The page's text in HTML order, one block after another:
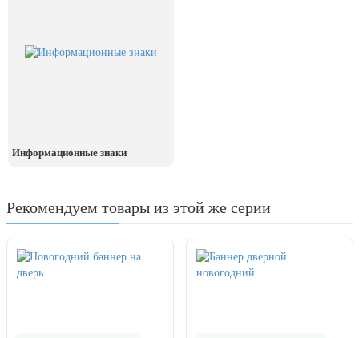
День ВМФ (последнее воскресенье
Информационные знаки
Рекомендуем товары из этой же серии